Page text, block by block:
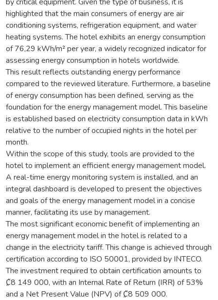
highlighted that the main consumers of energy are air
conditioning systems, refrigeration equipment, and water
heating systems. The hotel exhibits an energy consumption
of 76,29 kWh/m² per year, a widely recognized indicator for
assessing energy consumption in hotels worldwide.
This result reflects outstanding energy performance
compared to the reviewed literature. Furthermore, a baseline
of energy consumption has been defined, serving as the
foundation for the energy management model. This baseline
is established based on electricity consumption data in kWh
relative to the number of occupied nights in the hotel per
month.
Within the scope of this study, tools are provided to the
hotel to implement an efficient energy management model.
A real-time energy monitoring system is installed, and an
integral dashboard is developed to present the objectives
and goals of the energy management model in a concise
manner, facilitating its use by management.
The most significant economic benefit of implementing an
energy management model in the hotel is related to a
change in the electricity tariff. This change is achieved through
certification according to ISO 50001, provided by INTECO.
The investment required to obtain certification amounts to
₡8 149 000, with an Internal Rate of Return (IRR) of 53%
and a Net Present Value (NPV) of ₡8 509 000.